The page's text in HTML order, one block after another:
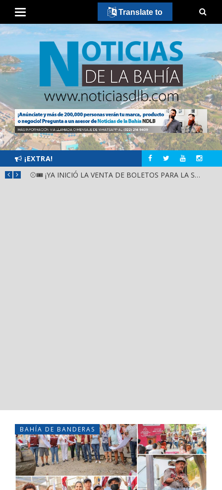
¡EXTRA!
⚾🎟️ ¡YA INICIÓ LA VENTA DE BOLETOS PARA LA SERIE DEL CARIBE KIDS NAYARIT 2026!
BAHÍA DE BANDERAS
Translate to